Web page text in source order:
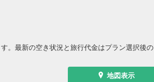
。最新の空き状況と旅行代金はプラン選択後の
地図表示